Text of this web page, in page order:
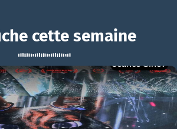
Nights At Freddy’s 2
2 Bande-annonce VO STFR
cette semaine
BOUCHRA